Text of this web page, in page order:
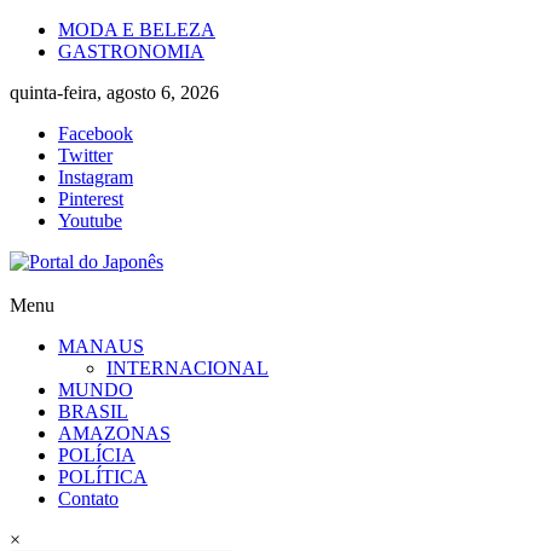
Skip
MODA E BELEZA
GASTRONOMIA
quinta-feira, agosto 6, 2026
Facebook
Twitter
Instagram
Pinterest
Youtube
Portal
Japonês
Japão
mais
perto
Menu
MANAUS
INTERNACIONAL
MUNDO
BRASIL
AMAZONAS
POLÍCIA
POLÍTICA
Contato
×